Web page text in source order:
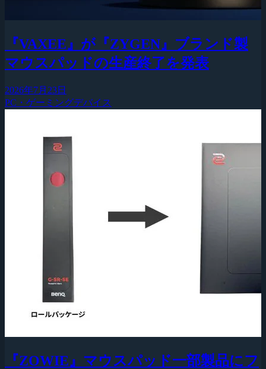
『VAXEE』が『ZYGEN』ブランド製
マウスパッドの生産終了を発表
2026年7月23日
PC・ゲーミングデバイス
『ZOWIE』マウスパッド一部製品にフ